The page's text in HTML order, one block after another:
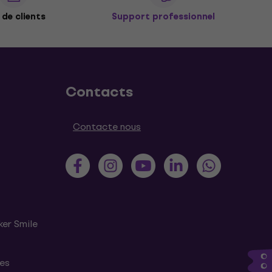
de clients Support professionnel
Smile
Contacts
Contacte nous